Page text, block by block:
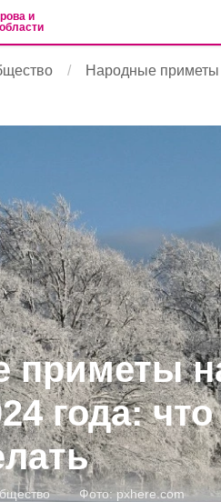
и
Народные приметы
приметы
года: что
Фото: pxhere.com